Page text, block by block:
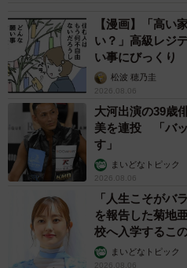
【漫画】「高い
い？」高級レジ
い事にびっくり
松波 穂乃圭
2026.08.06
大河出演の39歳
美を連投 「バ
す」
まいどなトピック
2026.08.06
「人生こそがバ
を報告した菊地
校へ入学するこ
まいどなトピック
2026.08.06